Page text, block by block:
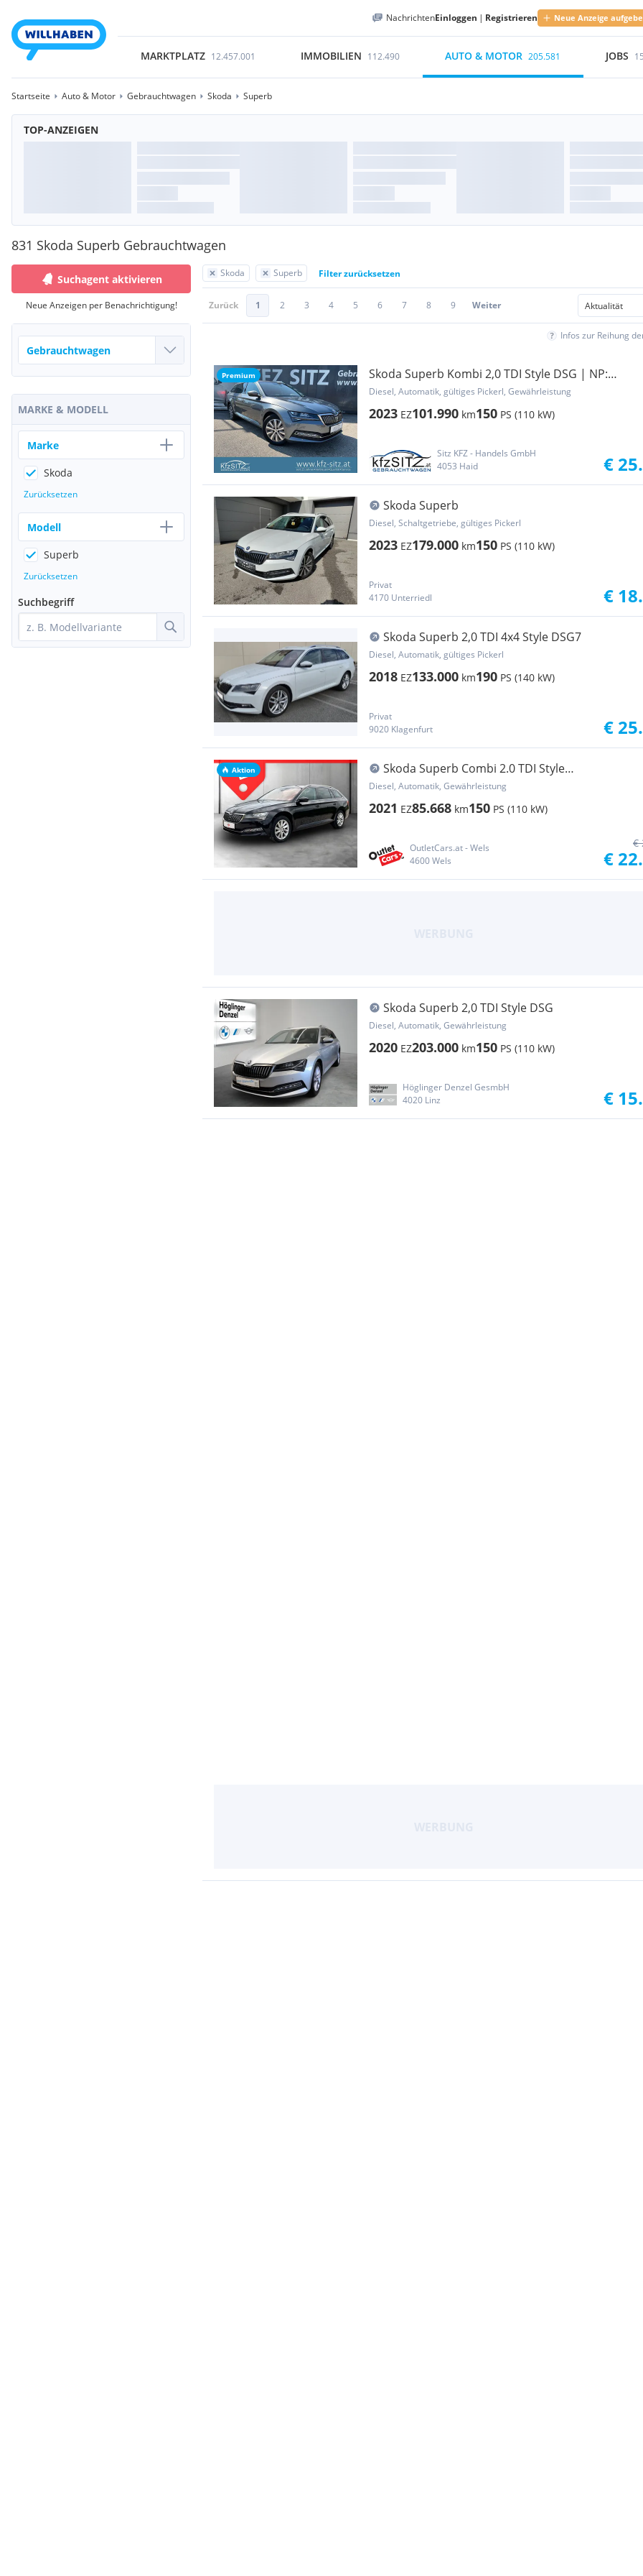
NachrichtenEinloggen | Registrieren Neue Anzeige
MARKTPLATZ 12.457.001 IMMOBILIEN 112.490 AUTO & MOTOR 205.581 JOBS
Startseite Auto & Motor Gebrauchtwagen Skoda Superb
TOP-ANZEIGEN
831 Skoda Superb Gebrauchtwagen
Skoda Superb Filter zurücksetzen
Zurück 1 2 3 4 5 6 7 8 9 Weiter
Infos zur Reihung
Premium
Skoda Superb Kombi 2,0 TDI Style DSG | NP:
€58.100
Diesel, Automatik, gültiges Pickerl, Gewährleistung
2023 EZ101.990 km150 PS (110 kW)
Sitz KFZ - Handels GmbH
4053 Haid
€
Skoda Superb
Diesel, Schaltgetriebe, gültiges Pickerl
2023 EZ179.000 km150 PS (110 kW)
Privat
4170 Unterriedl
€
Skoda Superb 2,0 TDI 4x4 Style DSG7
Diesel, Automatik, gültiges Pickerl
2018 EZ133.000 km190 PS (140 kW)
Privat
9020 Klagenfurt
€
Aktion
Skoda Superb Combi 2.0 TDI Style
LED+LEDER+NAVI+RADAR
Diesel, Automatik, Gewährleistung
2021 EZ85.668 km150 PS (110 kW)
OutletCars.at - Wels
4600 Wels
€
€
Skoda Superb 2,0 TDI Style DSG
Diesel, Automatik, Gewährleistung
2020 EZ203.000 km150 PS (110 kW)
Höglinger Denzel GesmbH
4020 Linz
€
Suchagent aktivieren
Neue Anzeigen per Benachrichtigung!
MARKE & MODELL
Marke
Skoda
Zurücksetzen
Modell
Superb
Zurücksetzen
Suchbegriff